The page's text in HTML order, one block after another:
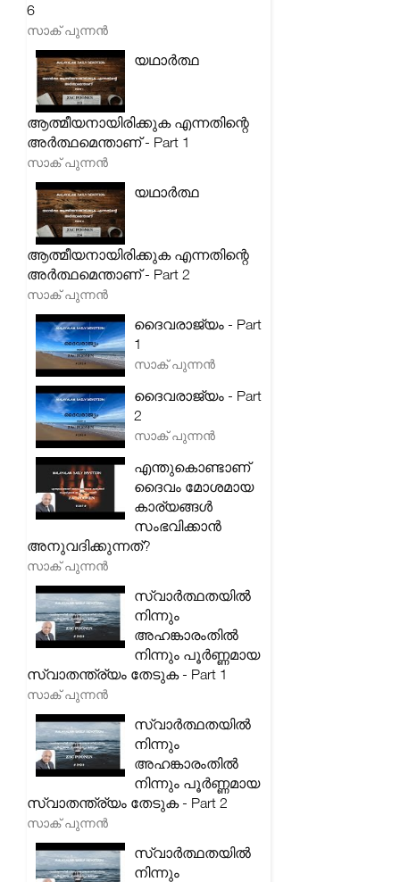
6
സാക് പുന്നൻ
യഥാർത്ഥ
ആത്മീയനായിരിക്കുക എന്നതിന്റെ
അർത്ഥമെന്താണ് - Part 1
സാക് പുന്നൻ
യഥാർത്ഥ
ആത്മീയനായിരിക്കുക എന്നതിന്റെ
അർത്ഥമെന്താണ് - Part 2
സാക് പുന്നൻ
ദൈവരാജ്യം - Part
1
സാക് പുന്നൻ
ദൈവരാജ്യം - Part
2
സാക് പുന്നൻ
എന്തുകൊണ്ടാണ്
ദൈവം മോശമായ
കാര്യങ്ങൾ
സംഭവിക്കാൻ
അനുവദിക്കുന്നത്?
സാക് പുന്നൻ
സ്വാർത്ഥതയിൽ
നിന്നും
അഹങ്കാരംതിൽ
നിന്നും പൂർണ്ണമായ
സ്വാതന്ത്ര്യം തേടുക - Part 1
സാക് പുന്നൻ
സ്വാർത്ഥതയിൽ
നിന്നും
അഹങ്കാരംതിൽ
നിന്നും പൂർണ്ണമായ
സ്വാതന്ത്ര്യം തേടുക - Part 2
സാക് പുന്നൻ
സ്വാർത്ഥതയിൽ
നിന്നും